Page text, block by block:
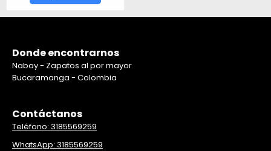
Donde encontrarnos
Nabay - Zapatos al por mayor
Bucaramanga - Colombia
Contáctanos
Teléfono: 3185569259
WhatsApp: 3185569259